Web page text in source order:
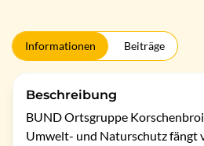
Informationen Beiträge
Beschreibung
BUND Ortsgruppe
Umwelt- und Naturschutz fängt